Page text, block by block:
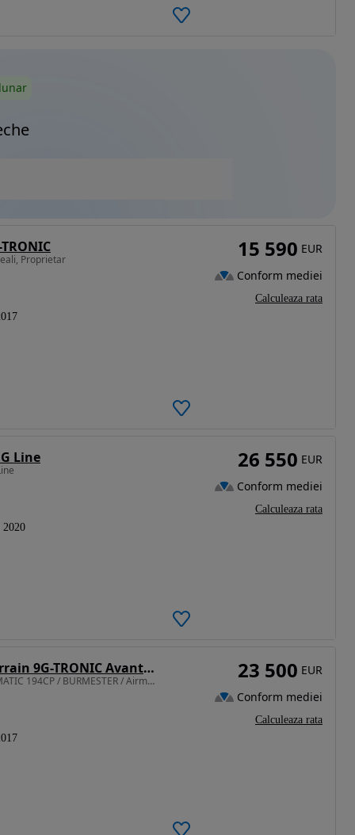
Proprietar 15 590 EUR
Conform mediei
Calculeaza rata
Line
2020
26 550 EUR
Conform mediei
Calculeaza rata
Mercedes-Benz E 220 d 4Matic All-Terrain 9G-TRONIC Avantgarde
1950 cm3 • 194 CP • Klasse ALL-TERRAIN E220d 4MATIC 194CP / BURMESTER / Airmatic TVA Ded 23 500 EUR
Conform mediei
Calculeaza rata